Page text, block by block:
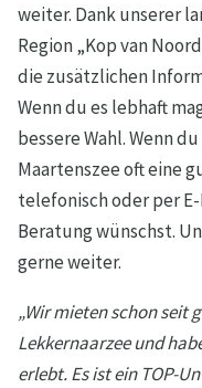
weiter. Dank unserer
Region „Kop van
die zusätzlichen
Wenn du es lebhaft
bessere Wahl. Wenn
Maartenszee oft eine
telefonisch oder per
Beratung wünschst.
gerne weiter.
„Wir mieten schon seit
Lekkernaarzee und
erlebt. Es ist ein TOP-